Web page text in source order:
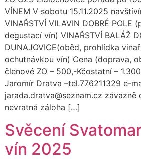
VÍNEM V sobotu 15.11.2025
VINAŘSTVÍ VILAVIN DOBRÉ POLE
degustací vín) VINAŘSTVÍ BALÁŽ
DUNAJOVICE(oběd, prohlídka
ochutnávkou vín) Cena (doprava,
členové ZO – 500,-Kčostatní –
Jaromír Dratva –tel.776211329 e-
jarada.dratva@seznam.cz závazně
nevratná záloha […]
Svěcení
vín 2025